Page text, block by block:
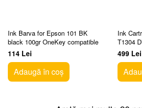
Ink Barva for Epson 101 BK
black 100gr OneKey compatible
114 Lei
Adaugă în coș
Ink
T1304
Yellow,
499 Lei